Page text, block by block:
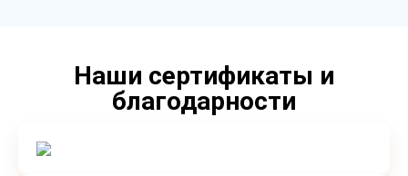
Наши сертификаты и
благодарности